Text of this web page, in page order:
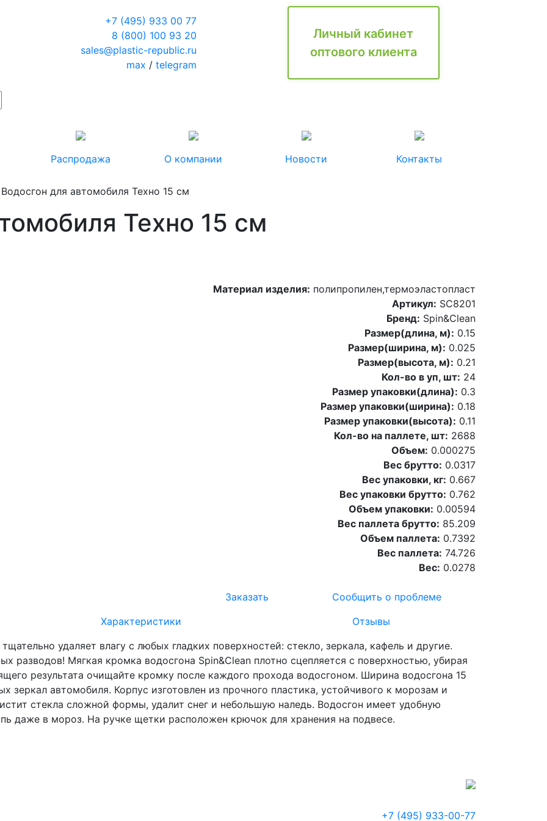
+7 (495) 933 00 77
8 (800) 100 93 20
sales@plastic-republic.ru
max / telegram
Личный кабинет
оптового клиента
Распродажа О компании Новости Контакты
для автомобиля Техно 15 см
Техно 15 см
Материал изделия: полипропилен,термоэластопласт
Артикул: SC8201
Бренд: Spin&Clean
Размер(длина, м): 0.15
Размер(ширина, м): 0.025
Размер(высота, м): 0.21
Кол-во в уп, шт: 24
Размер упаковки(длина): 0.3
Размер упаковки(ширина): 0.18
Размер упаковки(высота): 0.11
Кол-во на паллете, шт: 2688
Объем: 0.000275
Вес брутто: 0.0317
Вес упаковки, кг: 0.667
Вес упаковки брутто: 0.762
Объем упаковки: 0.00594
Вес паллета брутто: 85.209
Объем паллета: 0.7392
Вес паллета: 74.726
Вес: 0.0278
Заказать
Сообщить о проблеме
Характеристики
Отзывы
удаляет влагу с любых гладких поверхностей: стекло, зеркала, кафель и другие.
разводов! Мягкая кромка водосгона Spin&Clean плотно сцепляется с поверхностью, убирая
результата очищайте кромку после каждого прохода водосгоном. Ширина водосгона 15
зеркал автомобиля. Корпус изготовлен из прочного пластика, устойчивого к морозам и
стекла сложной формы, удалит снег и небольшую наледь. Водосгон имеет удобную
даже в мороз. На ручке щетки расположен крючок для хранения на подвесе.
+7 (495) 933-00-77